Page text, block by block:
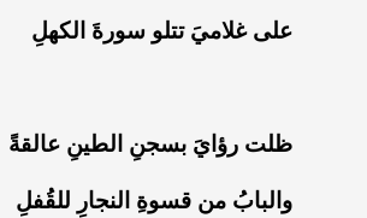
‏على غلاميَ تتلو سورةَ الكهلِ
‏ظلت رؤايَ بسجنِ الطينِ عالقةً
‏والبابُ من قسوةِ النجارِ للقُفلِ